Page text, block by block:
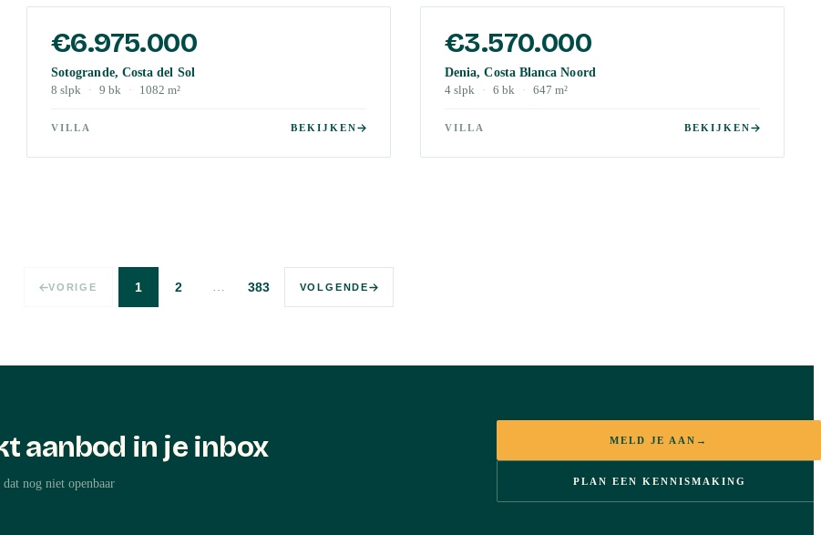
€6.975.000
Sotogrande, Costa del Sol
8 slpk · 9 bk · 1082 m²
VILLA BEKIJKEN
€3.570.000
Denia, Costa Blanca Noord
4 slpk · 6 bk · 647 m²
VILLA BEKIJKEN
VORIGE 1 2 … 383 VOLGENDE
aanbod in je inbox
nog niet openbaar
MELD JE AAN →
PLAN EEN KENNISMAKING